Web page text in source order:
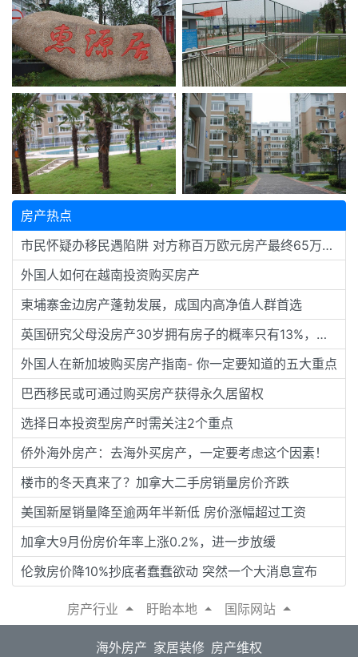
房产热点
市民怀疑办移民遇陷阱 对方称百万欧元房产最终65万欧元成交
外国人如何在越南投资购买房产
柬埔寨金边房产蓬勃发展，成国内高净值人群首选
英国研究父母没房产30岁拥有房子的概率只有13%，该怎么看？
外国人在新加坡购买房产指南- 你一定要知道的五大重点
巴西移民或可通过购买房产获得永久居留权
选择日本投资型房产时需关注2个重点
侨外海外房产：去海外买房产，一定要考虑这个因素！
楼市的冬天真来了？加拿大二手房销量房价齐跌
美国新屋销量降至逾两年半新低 房价涨幅超过工资
加拿大9月份房价年率上涨0.2%，进一步放缓
伦敦房价降10%抄底者蠢蠢欲动 突然一个大消息宣布
房产行业 盱眙本地 国际网站
海外房产 家居装修 房产维权